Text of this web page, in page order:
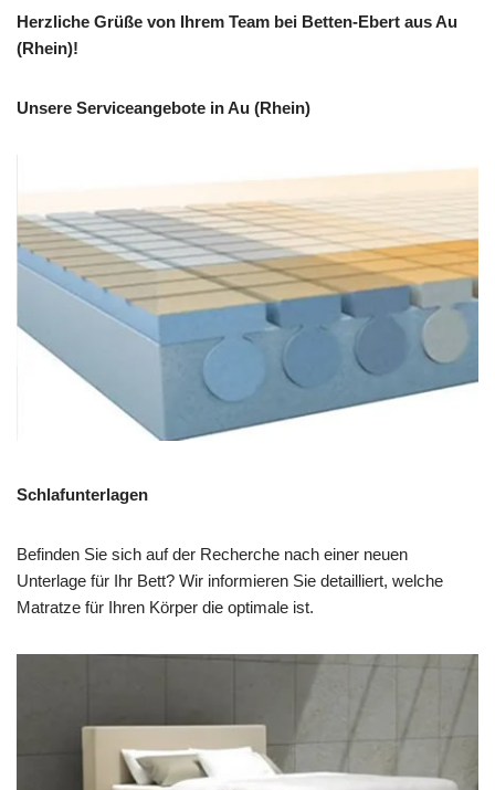
Herzliche Grüße von Ihrem Team bei Betten-Ebert aus Au
(Rhein)!
Unsere Serviceangebote in Au (Rhein)
Schlafunterlagen
Befinden Sie sich auf der Recherche nach einer neuen
Unterlage für Ihr Bett? Wir informieren Sie detailliert, welche
Matratze für Ihren Körper die optimale ist.